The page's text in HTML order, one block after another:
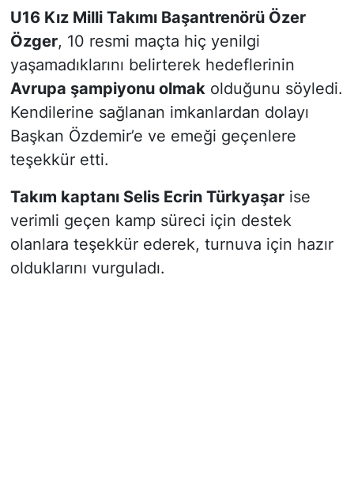
U16 Kız Milli Takımı Başantrenörü Özer
Özger, 10 resmi maçta hiç yenilgi
yaşamadıklarını belirterek hedeflerinin
Avrupa şampiyonu olmakolduğunu söyledi.
Kendilerine sağlanan imkanlardan dolayı
Başkan Özdemir’e ve emeği geçenlere
teşekkür etti.
Takım kaptanı Selis Ecrin Türkyaşarise
verimli geçen kamp süreci için destek
olanlara teşekkür ederek, turnuva için hazır
olduklarını vurguladı.